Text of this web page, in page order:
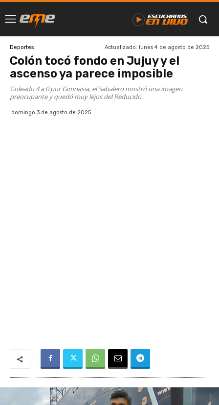
Deportes Actualizado: lunes 4 de agosto de 2025
Colón tocó fondo en Jujuy y el
ascenso ya parece imposible
Goleado 4 a 0 por Gimnasia, el Sabalero mostró una imagen
preocupante y quedó muy lejos del Reducido.
domingo 3 de agosto de 2025